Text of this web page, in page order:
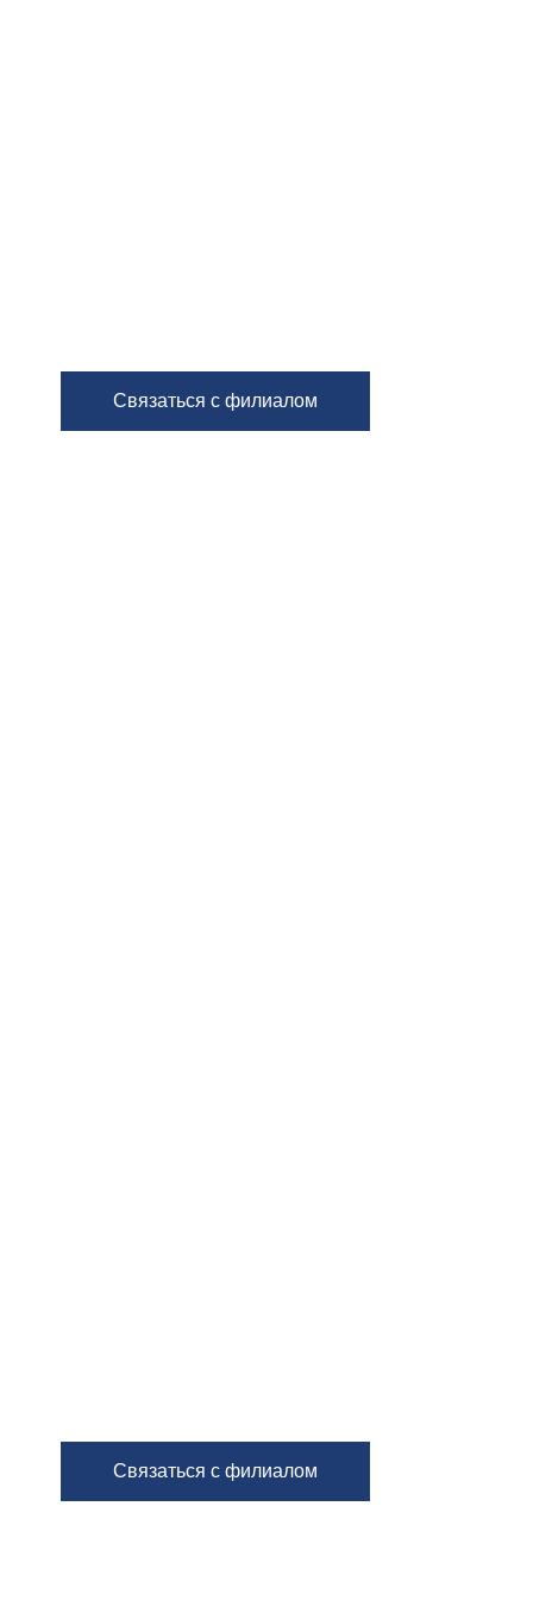
Связаться с филиалом
Связаться с филиалом